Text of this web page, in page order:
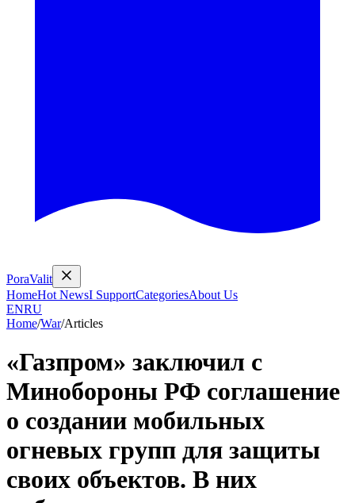
PoraValit
HomeHot NewsI SupportCategoriesAbout Us
ENRU
Home/War/Articles
«Газпром» заключил с
Минобороны РФ соглашение
о создании мобильных
огневых групп для защиты
своих объектов. В них